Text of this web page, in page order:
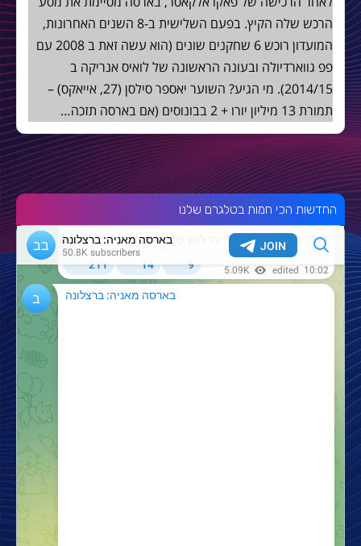
הרכש שלה הקיץ. בפעם השלישית ב-8 השנים האחרונות,
המועדון רוכש 6 שחקנים שונים (הוא עשה זאת ב 2008 עם
פפ גווארדיולה ובעונה הראשונה של לואיס אנריקה ב
2014/15). מי הגיע? השוער יאספר סילסן (27, אייאקס) –
תמורת 13 מיליון יורו + 2 בבונוסים (אם בארסה תזכה…
החדשות הכי חמות בטלגרם שלנו